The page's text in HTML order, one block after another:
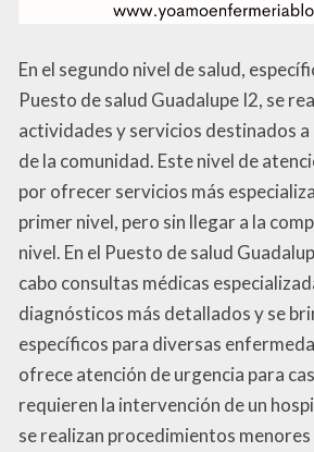
En el segundo nivel de salud,
Puesto de salud Guadalupe I2, se
actividades y servicios destinados a
de la comunidad. Este nivel de
por ofrecer servicios más
primer nivel, pero sin llegar a la
nivel. En el Puesto de salud
cabo consultas médicas
diagnósticos más detallados y se
específicos para diversas
ofrece atención de urgencia para
requieren la intervención de un
se realizan procedimientos